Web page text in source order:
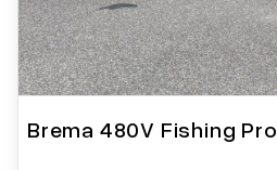
Brema 480V Fishing Pro